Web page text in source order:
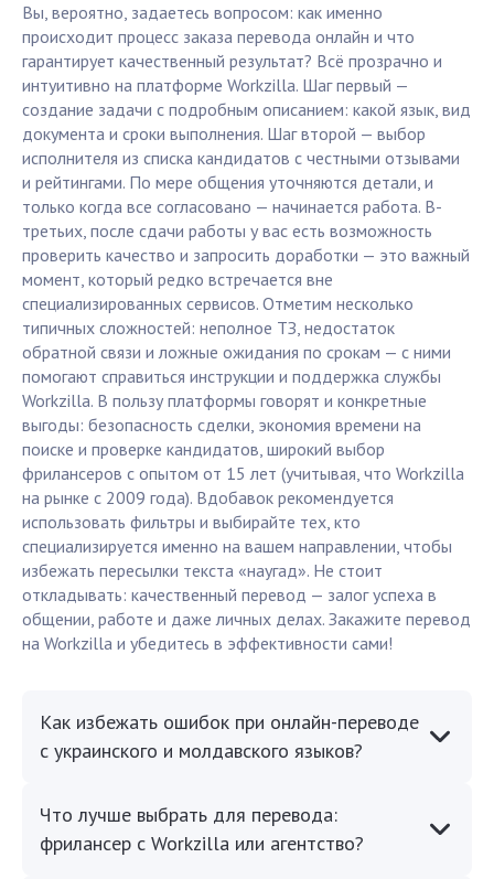
Вы, вероятно, задаетесь вопросом: как именно
происходит процесс заказа перевода онлайн и что
гарантирует качественный результат? Всё прозрачно и
интуитивно на платформе Workzilla. Шаг первый —
создание задачи с подробным описанием: какой язык, вид
документа и сроки выполнения. Шаг второй — выбор
исполнителя из списка кандидатов с честными отзывами
и рейтингами. По мере общения уточняются детали, и
только когда все согласовано — начинается работа. В-
третьих, после сдачи работы у вас есть возможность
проверить качество и запросить доработки — это важный
момент, который редко встречается вне
специализированных сервисов. Отметим несколько
типичных сложностей: неполное ТЗ, недостаток
обратной связи и ложные ожидания по срокам — с ними
помогают справиться инструкции и поддержка службы
Workzilla. В пользу платформы говорят и конкретные
выгоды: безопасность сделки, экономия времени на
поиске и проверке кандидатов, широкий выбор
фрилансеров с опытом от 15 лет (учитывая, что Workzilla
на рынке с 2009 года). Вдобавок рекомендуется
использовать фильтры и выбирайте тех, кто
специализируется именно на вашем направлении, чтобы
избежать пересылки текста «наугад». Не стоит
откладывать: качественный перевод — залог успеха в
общении, работе и даже личных делах. Закажите перевод
на Workzilla и убедитесь в эффективности сами!
Как избежать ошибок при онлайн-переводе
с украинского и молдавского языков?
Что лучше выбрать для перевода:
фрилансер с Workzilla или агентство?